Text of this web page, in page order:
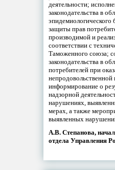
деятельности;
законодательства в
эпидемиологического
защиты прав
производимой и
соответствии с
Таможенного союза;
законодательства в
потребителей при
непродовольственной
информирование о
надзорной
нарушениях,
мерах, а также
выявленных
А.В. Степанова,
отдела Управления